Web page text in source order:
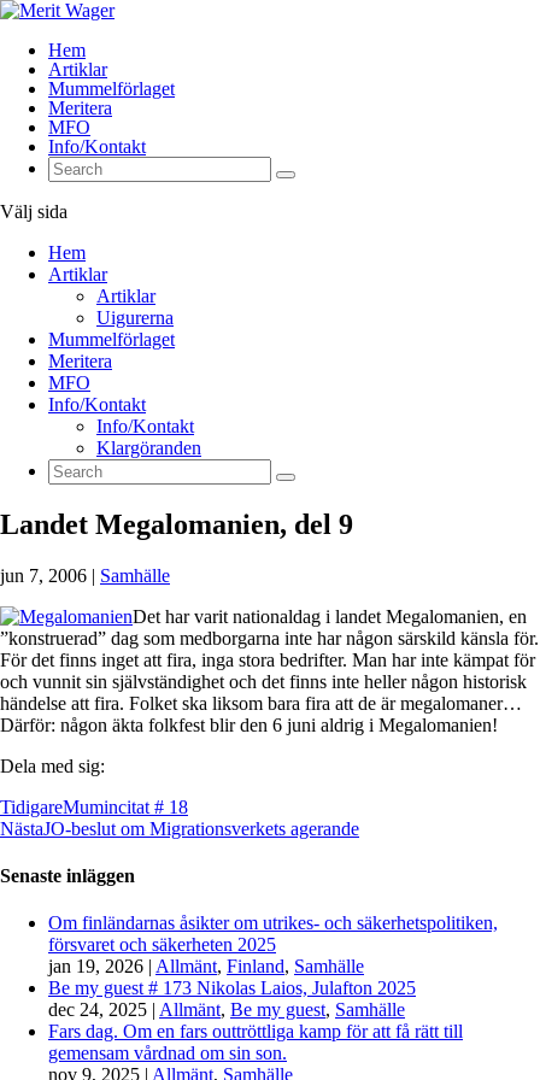
Hem
Artiklar
Mummelförlaget
Meritera
MFO
Info/Kontakt
Välj sida
Hem
Artiklar
Artiklar
Uigurerna
Mummelförlaget
Meritera
MFO
Info/Kontakt
Info/Kontakt
Klargöranden
Landet Megalomanien, del 9
jun 7, 2006 | Samhälle
Det har varit nationaldag i landet Megalomanien, en
”konstruerad” dag som medborgarna inte har någon särskild känsla för.
För det finns inget att fira, inga stora bedrifter. Man har inte kämpat för
och vunnit sin självständighet och det finns inte heller någon historisk
händelse att fira. Folket ska liksom bara fira att de är megalomaner…
Därför: någon äkta folkfest blir den 6 juni aldrig i Megalomanien!
Dela med sig:
TidigareMumincitat # 18
NästaJO-beslut om Migrationsverkets agerande
Senaste inläggen
Om finländarnas åsikter om utrikes- och säkerhetspolitiken,
försvaret och säkerheten 2025
jan 19, 2026 | Allmänt, Finland, Samhälle
Be my guest # 173 Nikolas Laios, Julafton 2025
dec 24, 2025 | Allmänt, Be my guest, Samhälle
Fars dag. Om en fars outtröttliga kamp för att få rätt till
gemensam vårdnad om sin son.
nov 9, 2025 | Allmänt, Samhälle